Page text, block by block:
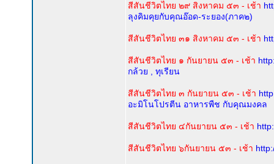
สีสันชีวิตไทย ๒๙ สิงหาคม ๕๓ - เช้า
ลุงคิมคุยกับคุณอ๊อด-ระยอง(ภาค๒)
สีสันชีวิตไทย ๓๑ สิงหาคม ๕๓ - เช้า
สีสันชีวิตไทย ๑ กันยายน ๕๓ - เช้า
กล้วย , ทุเรียน
สีสันชีวิตไทย ๓ กันยายน ๕๓ - เช้า
อะมิโนโปรตีน อาหารพืช กับคุณมงคล
สีสันชีวิตไทย ๔กันยายน ๕๓ - เช้า
สีสันชีวิตไทย ๖กันยายน ๕๓ - เช้า